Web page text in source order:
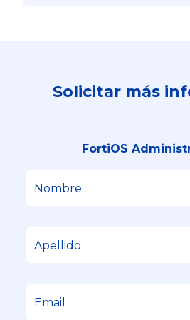
Solicitar más
FortiOS